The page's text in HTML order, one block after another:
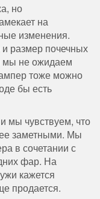
но
на
изменения.
размер почечных
мы не ожидаем
тоже можно
бы есть
мы чувствуем, что
заметными. Мы
в сочетании с
фар. На
кажется
продается.